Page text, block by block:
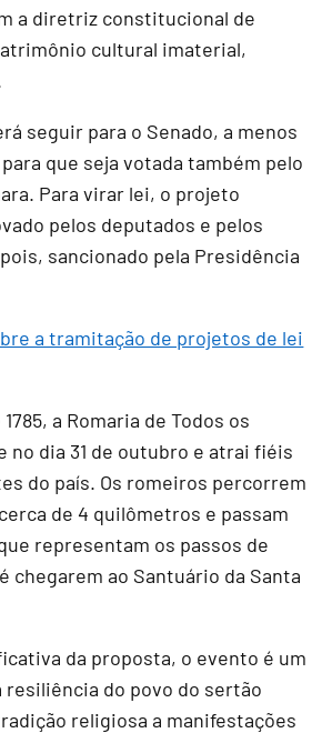
a diretriz constitucional de
cultural imaterial,
seguir para o Senado, a menos
que seja votada também pelo
Para virar lei, o projeto
pelos deputados e pelos
sancionado pela Presidência
a tramitação de projetos de lei
a Romaria de Todos os
no dia 31 de outubro e atrai fiéis
do país. Os romeiros percorrem
de 4 quilômetros e passam
representam os passos de
chegarem ao Santuário da Santa
da proposta, o evento é um
resiliência do povo do sertão
religiosa a manifestações